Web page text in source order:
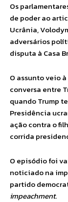
Os
de poder ao
Ucrânia,
adversários
disputa à Casa
O assunto veio
conversa entre
quando Trump
Presidência
ação contra o
corrida
O episódio foi
noticiado na
partido
impeachment.